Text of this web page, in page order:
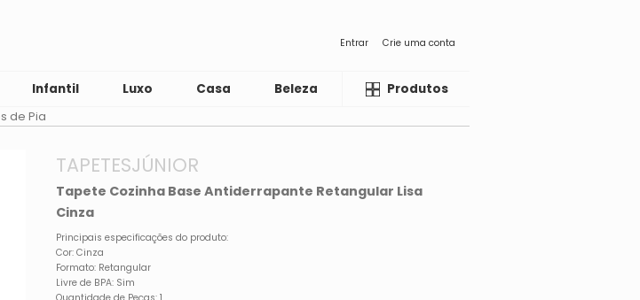
Entrar Crie uma conta
Infantil Luxo Casa Beleza LiquidaProdutos
de Pia
TAPETESJÚNIOR
Tapete Cozinha Base Antiderrapante Retangular Lisa
Cinza
Principais especificações do produto:
Cor: Cinza
Formato: Retangular
Livre de BPA: Sim